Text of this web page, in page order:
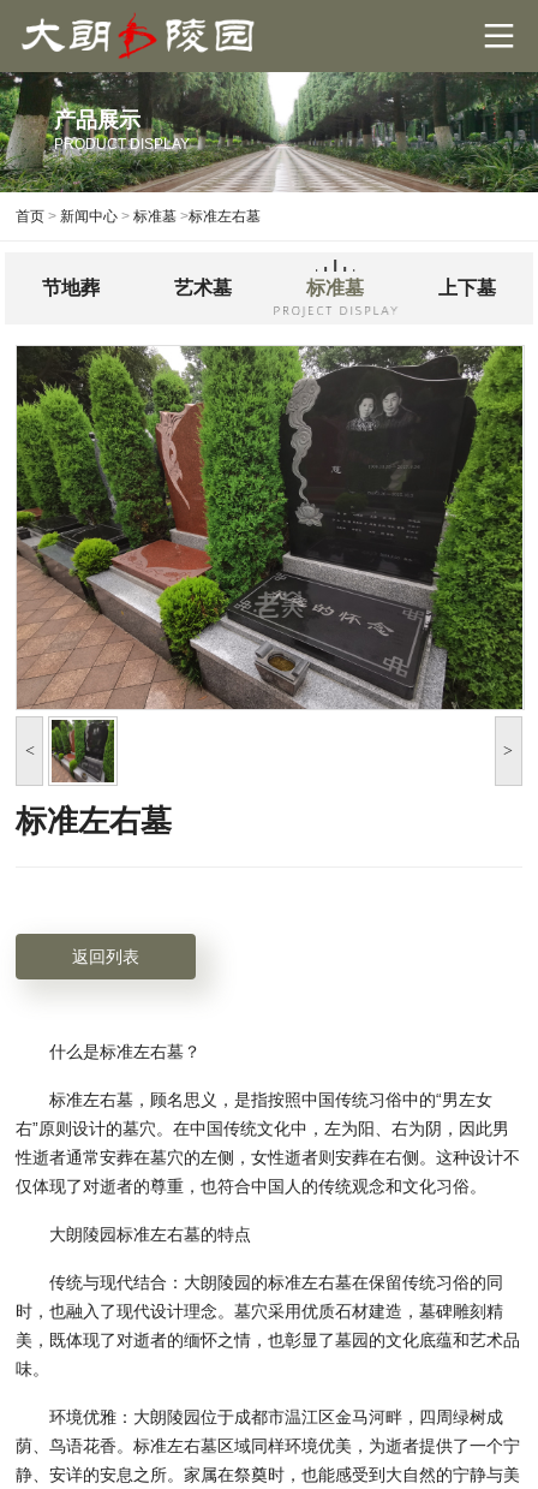
产品展示
PRODUCT DISPLAY​​
首页 >新闻中心 >标准墓 >标准左右墓
节地葬 艺术墓 标准墓 上下墓
< >
标准左右墓
返回列表
什么是标准左右墓？
标准左右墓，顾名思义，是指按照中国传统习俗中的“男左女
右”原则设计的墓穴。在中国传统文化中，左为阳、右为阴，因此男
性逝者通常安葬在墓穴的左侧，女性逝者则安葬在右侧。这种设计不
仅体现了对逝者的尊重，也符合中国人的传统观念和文化习俗。
大朗陵园标准左右墓的特点
传统与现代结合：大朗陵园的标准左右墓在保留传统习俗的同
时，也融入了现代设计理念。墓穴采用优质石材建造，墓碑雕刻精
美，既体现了对逝者的缅怀之情，也彰显了墓园的文化底蕴和艺术品
味。
环境优雅：大朗陵园位于成都市温江区金马河畔，四周绿树成
荫、鸟语花香。标准左右墓区域同样环境优美，为逝者提供了一个宁
静、安详的安息之所。家属在祭奠时，也能感受到大自然的宁静与美